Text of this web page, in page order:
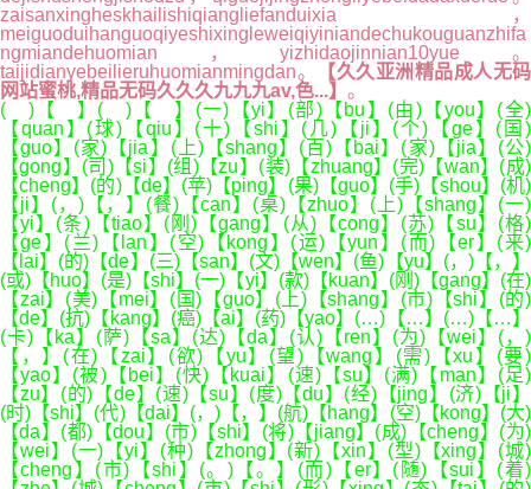
zaisanxingheskhailishiqiangliefanduixia，
meiguoduihanguoqiyeshixingleweiqiyiniandechukouguanzhifa
ngmiandehuomian，yizhidaojinnian10yue。
taijidianyebeilieruhuomianmingdan。
【久久亚洲精品成人无码
网站蜜桃,精品无码久久久九九九av,色...】 。
( )【 】( )【 】(一)【yi】(部)【bu】(由)【you】(全)
【quan】(球)【qiu】(十)【shi】(几)【ji】(个)【ge】(国)
【guo】(家)【jia】(上)【shang】(百)【bai】(家)【jia】(公)
【gong】(司)【si】(组)【zu】(装)【zhuang】(完)【wan】(成)
【cheng】(的)【de】(苹)【ping】(果)【guo】(手)【shou】(机)
【ji】(，)【，】(餐)【can】(桌)【zhuo】(上)【shang】(一)
【yi】(条)【tiao】(刚)【gang】(从)【cong】(苏)【su】(格)
【ge】(兰)【lan】(空)【kong】(运)【yun】(而)【er】(来)
【lai】(的)【de】(三)【san】(文)【wen】(鱼)【yu】(，)【，】
(或)【huo】(是)【shi】(一)【yi】(款)【kuan】(刚)【gang】(在)
【zai】(美)【mei】(国)【guo】(上)【shang】(市)【shi】(的)
【de】(抗)【kang】(癌)【ai】(药)【yao】(…)【…】(…)【…】
(卡)【ka】(萨)【sa】(达)【da】(认)【ren】(为)【wei】(，)
【，】(在)【zai】(欲)【yu】(望)【wang】(需)【xu】(要)
【yao】(被)【bei】(快)【kuai】(速)【su】(满)【man】(足)
【zu】(的)【de】(速)【su】(度)【du】(经)【jing】(济)【ji】
(时)【shi】(代)【dai】(，)【，】(航)【hang】(空)【kong】(大)
【da】(都)【dou】(市)【shi】(将)【jiang】(成)【cheng】(为)
【wei】(一)【yi】(种)【zhong】(新)【xin】(型)【xing】(城)
【cheng】(市)【shi】(。)【。】(而)【er】(随)【sui】(着)